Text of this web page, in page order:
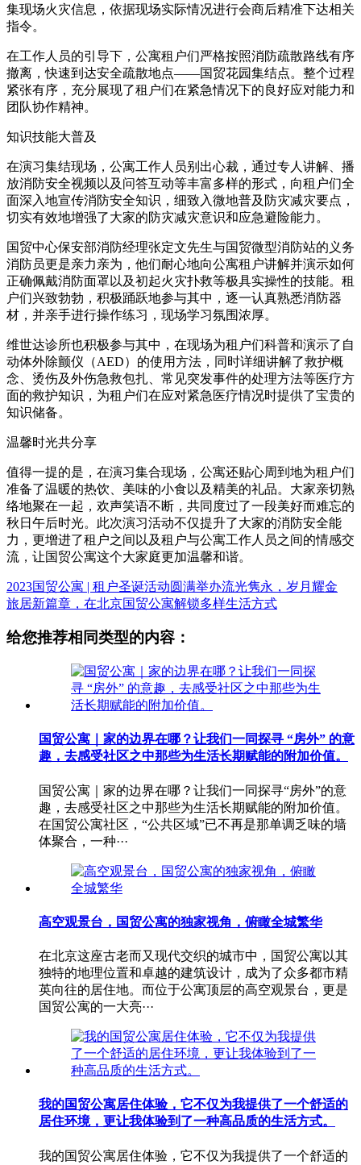
集现场火灾信息，依据现场实际情况进行会商后精准下达相关
指令。
在工作人员的引导下，公寓租户们严格按照消防疏散路线有序
撤离，快速到达安全疏散地点——国贸花园集结点。整个过程
紧张有序，充分展现了租户们在紧急情况下的良好应对能力和
团队协作精神。
知识技能大普及
在演习集结现场，公寓工作人员别出心裁，通过专人讲解、播
放消防安全视频以及问答互动等丰富多样的形式，向租户们全
面深入地宣传消防安全知识，细致入微地普及防灾减灾要点，
切实有效地增强了大家的防灾减灾意识和应急避险能力。
国贸中心保安部消防经理张定文先生与国贸微型消防站的义务
消防员更是亲力亲为，他们耐心地向公寓租户讲解并演示如何
正确佩戴消防面罩以及初起火灾扑救等极具实操性的技能。租
户们兴致勃勃，积极踊跃地参与其中，逐一认真熟悉消防器
材，并亲手进行操作练习，现场学习氛围浓厚。
维世达诊所也积极参与其中，在现场为租户们科普和演示了自
动体外除颤仪（AED）的使用方法，同时详细讲解了救护概
念、烫伤及外伤急救包扎、常见突发事件的处理方法等医疗方
面的救护知识，为租户们在应对紧急医疗情况时提供了宝贵的
知识储备。
温馨时光共分享
值得一提的是，在演习集合现场，公寓还贴心周到地为租户们
准备了温暖的热饮、美味的小食以及精美的礼品。大家亲切熟
络地聚在一起，欢声笑语不断，共同度过了一段美好而难忘的
秋日午后时光。此次演习活动不仅提升了大家的消防安全能
力，更增进了租户之间以及租户与公寓工作人员之间的情感交
流，让国贸公寓这个大家庭更加温馨和谐。
2023国贸公寓 | 租户圣诞活动圆满举办流光隽永，岁月耀金
旅居新篇章，在北京国贸公寓解锁多样生活方式
给您推荐相同类型的内容：
国贸公寓｜家的边界在哪？让我们一同探寻 “房外” 的意
趣，去感受社区之中那些为生活长期赋能的附加价值。
国贸公寓｜家的边界在哪？让我们一同探寻“房外”的意
趣，去感受社区之中那些为生活长期赋能的附加价值。
在国贸公寓社区，“公共区域”已不再是那单调乏味的墙
体聚合，一种···
高空观景台，国贸公寓的独家视角，俯瞰全城繁华
在北京这座古老而又现代交织的城市中，国贸公寓以其
独特的地理位置和卓越的建筑设计，成为了众多都市精
英向往的居住地。而位于公寓顶层的高空观景台，更是
国贸公寓的一大亮···
我的国贸公寓居住体验，它不仅为我提供了一个舒适的
居住环境，更让我体验到了一种高品质的生活方式。
我的国贸公寓居住体验，它不仅为我提供了一个舒适的